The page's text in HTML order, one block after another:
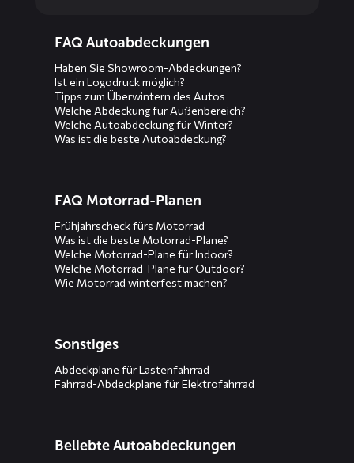
menusFAQ Autoabdeckungen
Haben Sie Showroom-Abdeckungen?
Ist ein Logodruck möglich?
Tipps zum Überwintern des Autos
Welche Abdeckung für Außenbereich?
Welche Autoabdeckung für Winter?
Was ist die beste Autoabdeckung?
FAQ Motorrad-Planen
Frühjahrscheck fürs Motorrad
Was ist die beste Motorrad-Plane?
Welche Motorrad-Plane für Indoor?
Welche Motorrad-Plane für Outdoor?
Wie Motorrad winterfest machen?
Sonstiges
Abdeckplane für Lastenfahrrad
Fahrrad-Abdeckplane für Elektrofahrrad
Beliebte Autoabdeckungen